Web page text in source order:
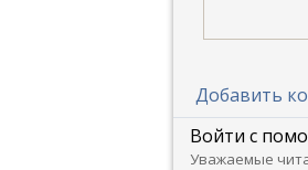
Добавить
Войти с
Уважаемые